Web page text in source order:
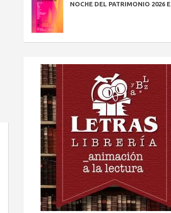
NOCHE DEL PATRIMONIO 2026